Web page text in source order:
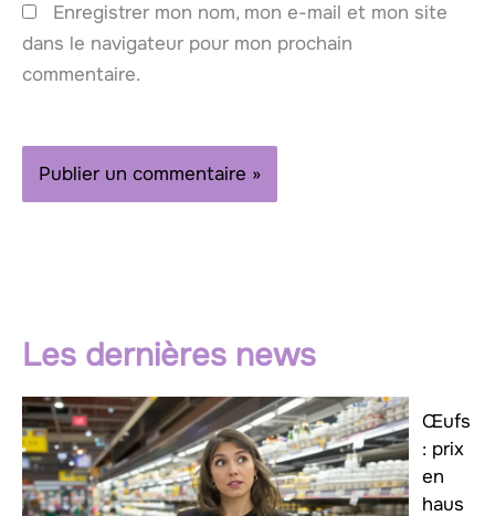
Enregistrer mon nom, mon e-mail et mon site
dans le navigateur pour mon prochain
commentaire.
Les dernières news
Œufs
: prix
en
haus